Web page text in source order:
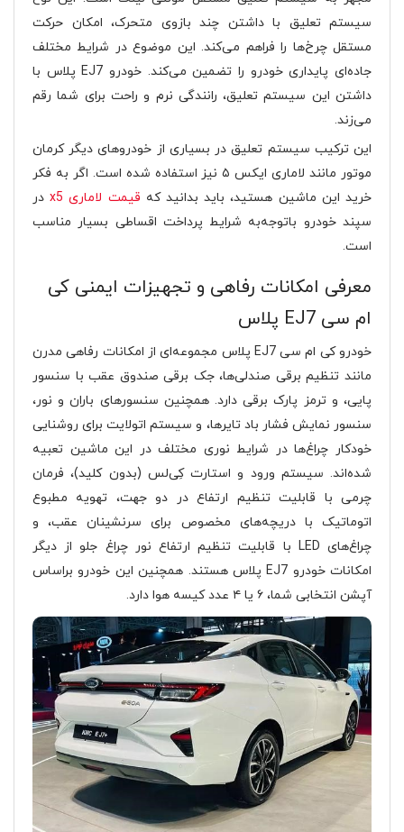
سیستم تعلیق با داشتن چند بازوی متحرک، امکان حرکت
مستقل چرخ‌ها را فراهم می‌کند. این موضوع در شرایط مختلف
جاده‌ای پایداری خودرو را تضمین می‌کند. خودرو EJ7 پلاس با
داشتن این سیستم‌ تعلیق، رانندگی نرم و راحت برای شما رقم
می‌زند.
این ترکیب سیستم تعلیق در بسیاری از خودروهای دیگر کرمان
موتور مانند لاماری ایکس ۵ نیز استفاده شده است. اگر به فکر
خرید این ماشین هستید، باید بدانید که قیمت لاماری x5
در
سپند خودرو باتوجه‌به شرایط پرداخت اقساطی بسیار مناسب
است.
معرفی امکانات رفاهی و تجهیزات ایمنی کی
ام سی EJ7 پلاس
خودرو کی ام سی EJ7 پلاس مجموعه‌ای از امکانات رفاهی مدرن
مانند تنظیم برقی صندلی‌ها، جک برقی صندوق عقب با سنسور
پایی، و ترمز پارک برقی دارد. همچنین سنسورهای باران و نور،
سنسور نمایش فشار باد تایرها، و سیستم اتولایت برای روشنایی
خودکار چراغ‌ها در شرایط نوری مختلف در این ماشین تعبیه
شده‌اند. سیستم ورود و استارت کِی‌لس (بدون کلید)، فرمان
چرمی با قابلیت تنظیم ارتفاع در دو جهت، تهویه مطبوع
اتوماتیک با دریچه‌های مخصوص برای سرنشینان عقب، و
چراغ‌های LED با قابلیت تنظیم ارتفاع نور چراغ جلو از دیگر
امکانات خودرو EJ7 پلاس هستند. همچنین این خودرو براساس
آپشن انتخابی شما، ۶ یا ۴ عدد کیسه هوا دارد.